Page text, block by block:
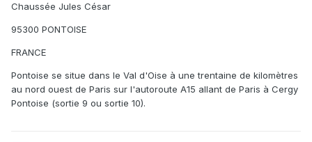
Chaussée Jules César
95300 PONTOISE
FRANCE
Pontoise se situe dans le Val d'Oise à une trentaine de kilomètres
au nord ouest de Paris sur l'autoroute A15 allant de Paris à Cergy
Pontoise (sortie 9 ou sortie 10).